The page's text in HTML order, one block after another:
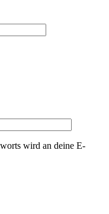
wird an deine E-